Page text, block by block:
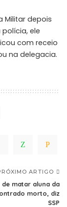
Militar depois
ele
com receio
na delegacia.
ARTIGO
de matar aluna da
morto, diz
SSP